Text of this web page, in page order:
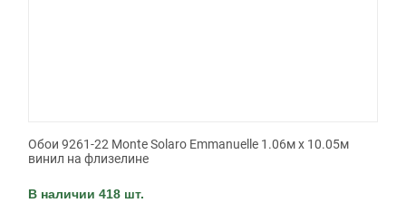
Обои 9261-22 Monte Solaro Emmanuelle 1.06м x 10.05м
винил на флизелине
В наличии 418 шт.